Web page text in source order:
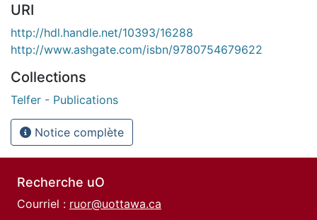
URI
http://hdl.handle.net/10393/16288
http://www.ashgate.com/isbn/9780754679622
Collections
Telfer - Publications
Notice complète
Recherche uO
Courriel : ruor@uottawa.ca